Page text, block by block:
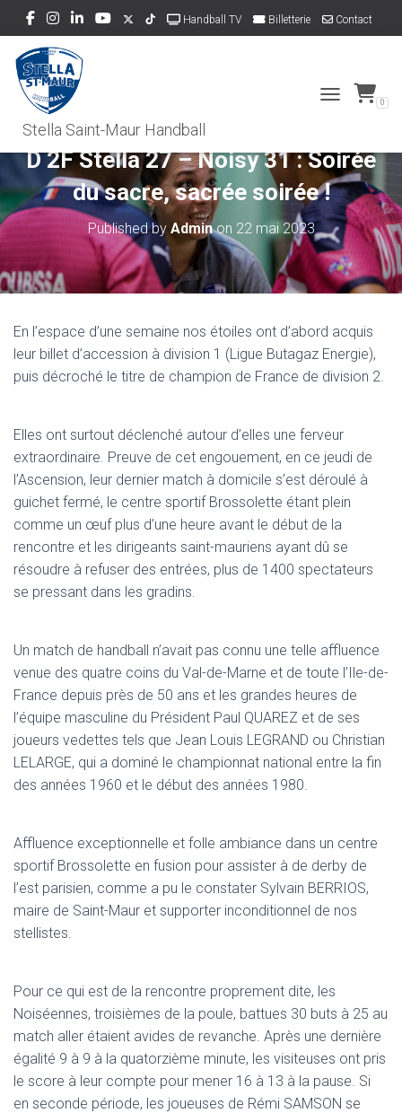
Handball TV Billetterie Contact
TOGGLE 0
D 2F Stella 27 – Noisy 31 : Soirée
du sacre, sacrée soirée !
Published by Adminon 22 mai 2023
En l’espace d’une semaine nos étoiles ont d’abord acquis
leur billet d’accession à division 1 (Ligue Butagaz Energie),
puis décroché le titre de champion de France de division 2.
Elles ont surtout déclenché autour d’elles une ferveur
extraordinaire. Preuve de cet engouement, en ce jeudi de
l’Ascension, leur dernier match à domicile s’est déroulé à
guichet fermé, le centre sportif Brossolette étant plein
comme un œuf plus d’une heure avant le début de la
rencontre et les dirigeants saint-mauriens ayant dû se
résoudre à refuser des entrées, plus de 1400 spectateurs
se pressant dans les gradins.
Un match de handball n’avait pas connu une telle affluence
venue des quatre coins du Val-de-Marne et de toute l’Ile-de-
France depuis près de 50 ans et les grandes heures de
l’équipe masculine du Président Paul QUAREZ et de ses
joueurs vedettes tels que Jean Louis LEGRAND ou Christian
LELARGE, qui a dominé le championnat national entre la fin
des années 1960 et le début des années 1980.
Affluence exceptionnelle et folle ambiance dans un centre
sportif Brossolette en fusion pour assister à de derby de
l’est parisien, comme a pu le constater Sylvain BERRIOS,
maire de Saint-Maur et supporter inconditionnel de nos
stellistes.
Pour ce qui est de la rencontre proprement dite, les
Noiséennes, troisièmes de la poule, battues 30 buts à 25 au
match aller étaient avides de revanche. Après une dernière
égalité 9 à 9 à la quatorzième minute, les visiteuses ont pris
le score à leur compte pour mener 16 à 13 à la pause. Si
en seconde période, les joueuses de Rémi SAMSON se